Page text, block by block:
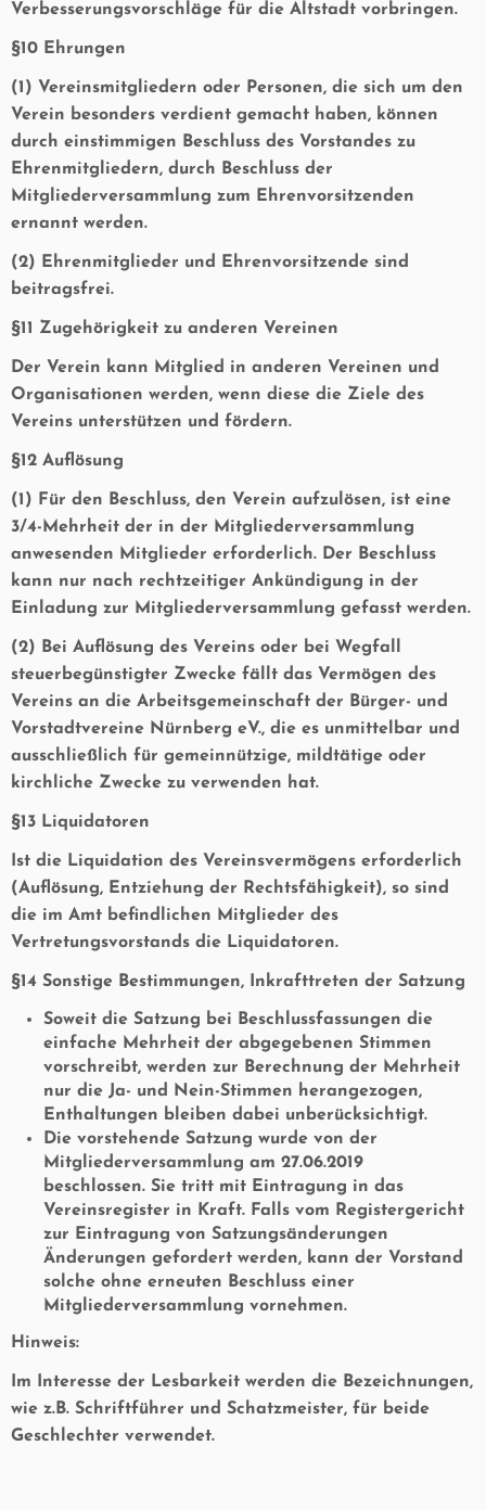
Verbesserungsvorschläge für die Altstadt vorbringen.
§10 Ehrungen
(1) Vereinsmitgliedern oder Personen, die sich um den
Verein besonders verdient gemacht haben, können
durch einstimmigen Beschluss des Vorstandes zu
Ehrenmitgliedern, durch Beschluss der
Mitgliederversammlung zum Ehrenvorsitzenden
ernannt werden.
(2) Ehrenmitglieder und Ehrenvorsitzende sind
beitragsfrei.
§11 Zugehörigkeit zu anderen Vereinen
Der Verein kann Mitglied in anderen Vereinen und
Organisationen werden, wenn diese die Ziele des
Vereins unterstützen und fördern.
§12 Auflösung
(1) Für den Beschluss, den Verein aufzulösen, ist eine
3/4-Mehrheit der in der Mitgliederversammlung
anwesenden Mitglieder erforderlich. Der Beschluss
kann nur nach rechtzeitiger Ankündigung in der
Einladung zur Mitgliederversammlung gefasst werden.
(2) Bei Auflösung des Vereins oder bei Wegfall
steuerbegünstigter Zwecke fällt das Vermögen des
Vereins an die Arbeitsgemeinschaft der Bürger- und
Vorstadtvereine Nürnberg eV., die es unmittelbar und
ausschließlich für gemeinnützige, mildtätige oder
kirchliche Zwecke zu verwenden hat.
§13 Liquidatoren
Ist die Liquidation des Vereinsvermögens erforderlich
(Auflösung, Entziehung der Rechtsfähigkeit), so sind
die im Amt befindlichen Mitglieder des
Vertretungsvorstands die Liquidatoren.
§14 Sonstige Bestimmungen, Inkrafttreten der Satzung
Soweit die Satzung bei Beschlussfassungen die
einfache Mehrheit der abgegebenen Stimmen
vorschreibt, werden zur Berechnung der Mehrheit
nur die Ja- und Nein-Stimmen herangezogen,
Enthaltungen bleiben dabei unberücksichtigt.
Die vorstehende Satzung wurde von der
Mitgliederversammlung am 27.06.2019
beschlossen. Sie tritt mit Eintragung in das
Vereinsregister in Kraft. Falls vom Registergericht
zur Eintragung von Satzungsänderungen
Änderungen gefordert werden, kann der Vorstand
solche ohne erneuten Beschluss einer
Mitgliederversammlung vornehmen.
Hinweis:
Im Interesse der Lesbarkeit werden die Bezeichnungen,
wie z.B. Schriftführer und Schatzmeister, für beide
Geschlechter verwendet.